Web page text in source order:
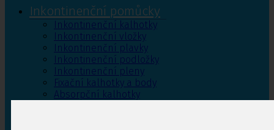
Inkontinenční pomůcky
Inkontinenční kalhotky
Inkontinenční vložky
Inkontinenční plavky
Inkontinenční podložky
Inkontinenční pleny
Fixační kalhotky a body
Absorpční kalhotky